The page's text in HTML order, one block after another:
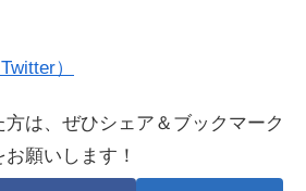
）
は、ぜひシェア＆ブックマーク
お願いします！